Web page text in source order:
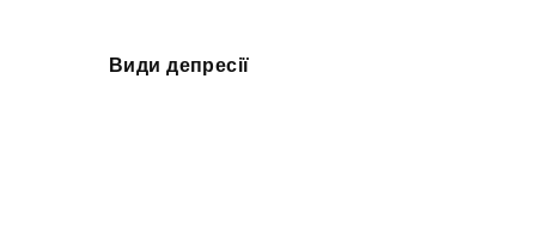
Види депресії